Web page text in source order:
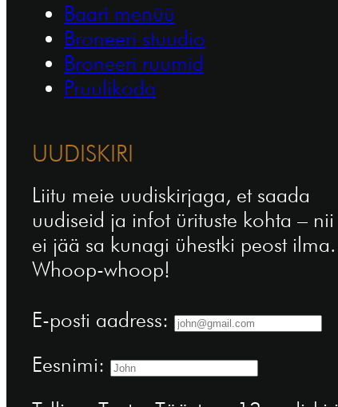
Baari menüü
Broneeri stuudio
Broneeri ruumid
Pruulikoda
UUDISKIRI
Liitu meie uudiskirjaga, et saada
uudiseid ja infot ürituste kohta – nii
ei jää sa kunagi ühestki peost ilma.
Whoop-whoop!
E-posti aadress:
Eesnimi: